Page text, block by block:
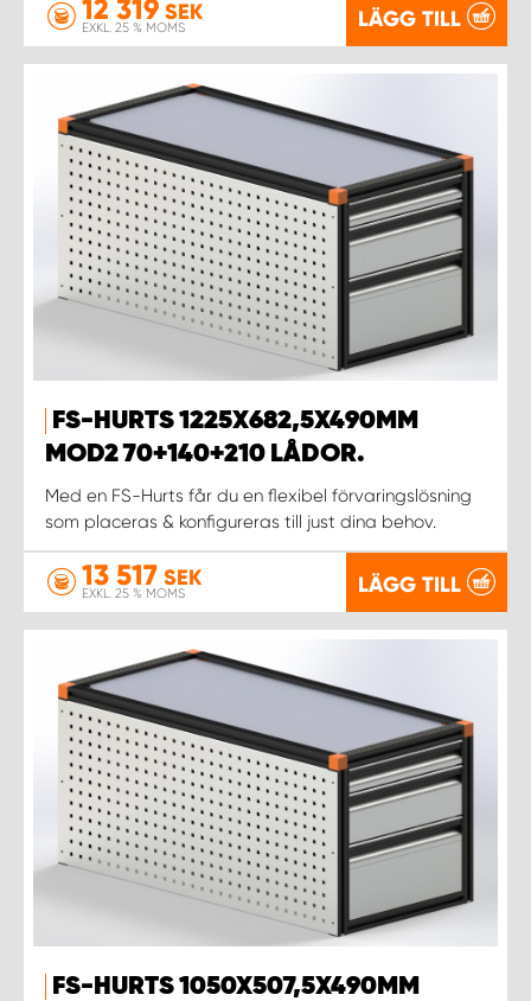
12 319 SEK
EXKL. 25 % MOMS LÄGG TILL
FS-HURTS 1225X682,5X490MM
MOD2 70+140+210 LÅDOR.
Med en FS-Hurts får du en flexibel förvaringslösning
som placeras & konfigureras till just dina behov.
13 517 SEK
EXKL. 25 % MOMS LÄGG TILL
FS-HURTS 1050X507,5X490MM